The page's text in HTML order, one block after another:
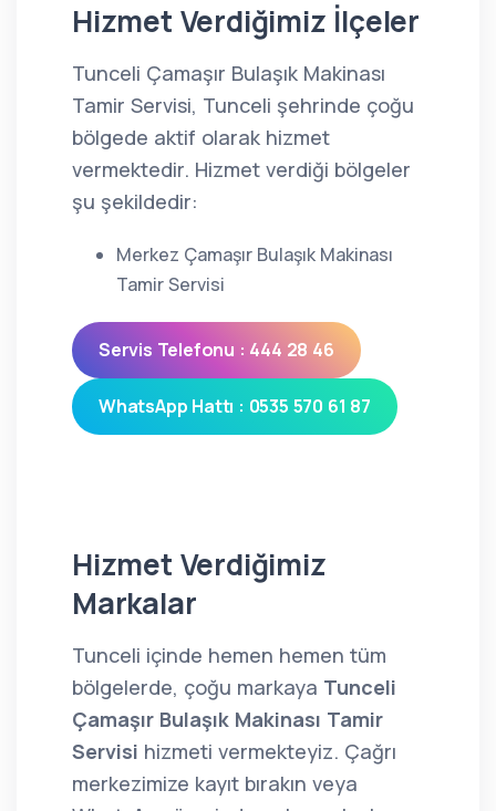
Hizmet Verdiğimiz İlçeler
Tunceli Çamaşır Bulaşık Makinası
Tamir Servisi, Tunceli şehrinde çoğu
bölgede aktif olarak hizmet
vermektedir. Hizmet verdiği bölgeler
şu şekildedir:
Merkez Çamaşır Bulaşık Makinası
Tamir Servisi
Servis Telefonu : 444 28 46
WhatsApp Hattı : 0535 570 61 87
Hizmet Verdiğimiz
Markalar
Tunceli içinde hemen hemen tüm
bölgelerde, çoğu markaya Tunceli
Çamaşır Bulaşık Makinası Tamir
Servisi hizmeti vermekteyiz. Çağrı
merkezimize kayıt bırakın veya